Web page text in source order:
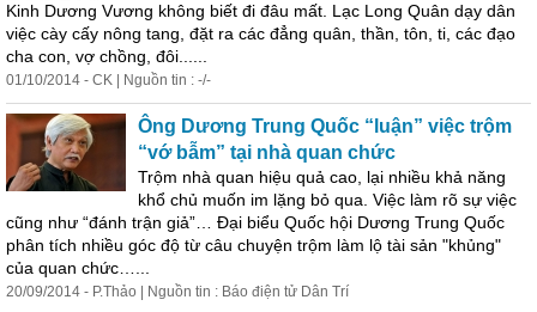
Kinh Dương Vương không biết đi đâu mất. Lạc Long Quân dạy dân
việc cày cấy nông tang, đặt ra các đẳng quân, thần, tôn, ti, các đạo
cha con, vợ chồng, đôi......
01/10/2014 - CK | Nguồn tin : -/-
Ông Dương Trung Quốc “luận” việc trộm
“vớ bẫm” tại nhà quan chức
Trộm nhà quan hiệu quả cao, lại nhiều khả năng
khổ chủ muốn im lặng bỏ qua. Việc làm rõ sự việc
cũng như “đánh trận giả”… Đại biểu Quốc hội Dương Trung Quốc
phân tích nhiều góc độ từ câu chuyện trộm làm lộ tài sản "khủng"
của quan chức…...
20/09/2014 - P.Thảo | Nguồn tin : Báo điện tử Dân Trí